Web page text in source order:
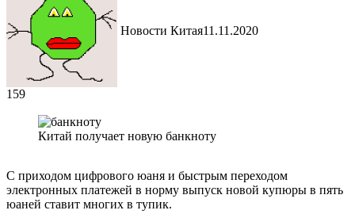
Новости Китая11.11.2020
159
Китай получает новую банкноту
С приходом цифрового юаня и быстрым переходом
электронных платежей в норму выпуск новой купюры в пять
юаней ставит многих в тупик.